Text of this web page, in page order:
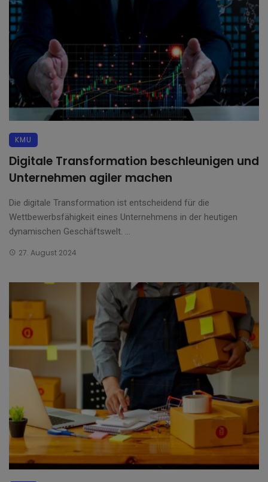
KMU
Digitale Transformation beschleunigen und
Unternehmen agiler machen
Die digitale Transformation ist entscheidend für die
Wettbewerbsfähigkeit eines Unternehmens in der heutigen
dynamischen Geschäftswelt. ...
27. August 2024